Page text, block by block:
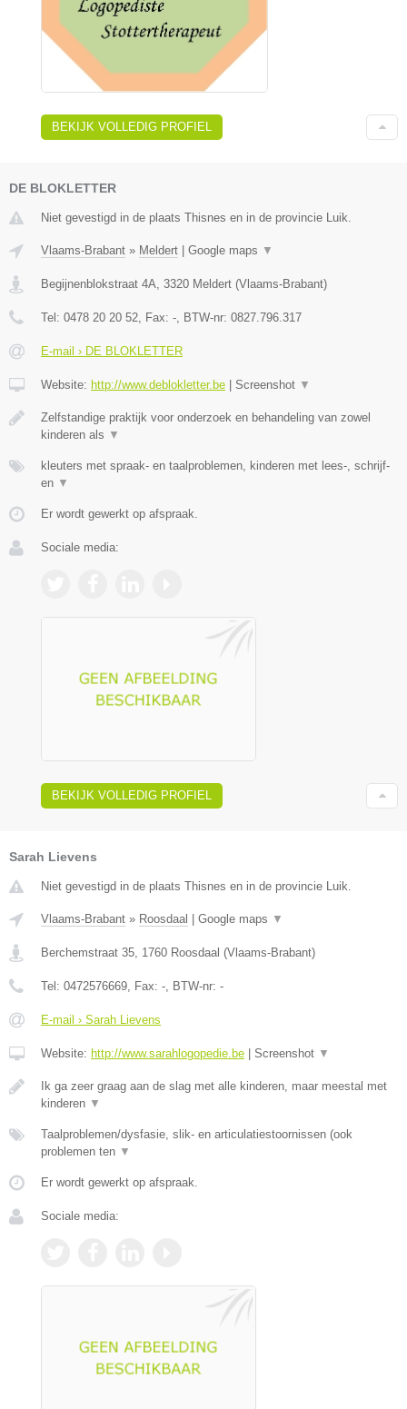
BEKIJK VOLLEDIG PROFIEL
DE BLOKLETTER
Niet gevestigd in de plaats Thisnes en in de provincie Luik.
Vlaams-Brabant » Meldert Google maps ▼
Begijnenblokstraat 4A, 3320 Meldert (Vlaams-Brabant)
Tel: 0478 20 20 52, Fax: -, BTW-nr: 0827.796.317
E-mail › DE BLOKLETTER
Website: http://www.deblokletter.be Screenshot ▼
Zelfstandige praktijk voor onderzoek en behandeling van zowel
kinderen als ▼
kleuters met spraak- en taalproblemen, kinderen met lees-, schrijf-
en ▼
Er wordt gewerkt op afspraak.
Sociale media:
BEKIJK VOLLEDIG PROFIEL
Sarah Lievens
Niet gevestigd in de plaats Thisnes en in de provincie Luik.
Vlaams-Brabant » Roosdaal Google maps ▼
Berchemstraat 35, 1760 Roosdaal (Vlaams-Brabant)
Tel: 0472576669, Fax: -, BTW-nr: -
E-mail › Sarah Lievens
Website: http://www.sarahlogopedie.be Screenshot ▼
Ik ga zeer graag aan de slag met alle kinderen, maar meestal met
kinderen ▼
Taalproblemen/dysfasie, slik- en articulatiestoornissen (ook
problemen ten ▼
Er wordt gewerkt op afspraak.
Sociale media: